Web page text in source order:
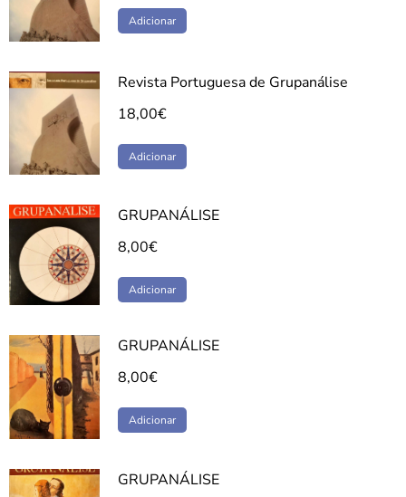
Adicionar
Revista Portuguesa de Grupanálise
18,00€
Adicionar
GRUPANÁLISE
8,00€
Adicionar
GRUPANÁLISE
8,00€
Adicionar
GRUPANÁLISE